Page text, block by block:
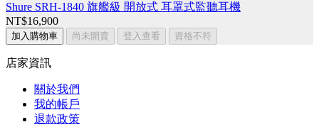
Shure SRH-1840 旗艦級 開放式 耳罩式監聽耳機
NT$16,900
加入購物車 尚未開賣 登入查看 資格不符
店家資訊
關於我們
我的帳戶
退款政策